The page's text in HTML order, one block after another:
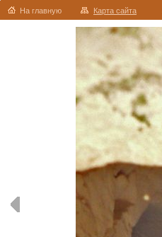
На главную Карта сайта